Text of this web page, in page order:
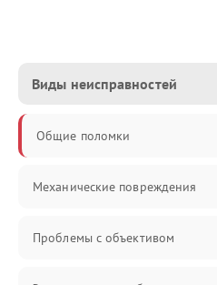
Виды неисправностей
Общие поломки
Механические повреждения
Проблемы с объективом